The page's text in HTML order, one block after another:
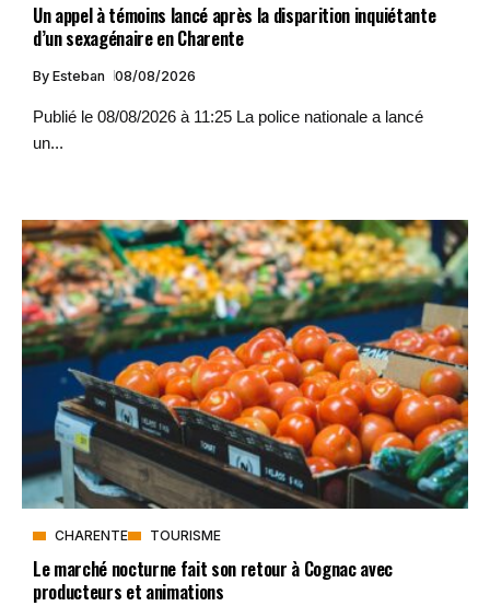
Un appel à témoins lancé après la disparition inquiétante
d’un sexagénaire en Charente
By Esteban 08/08/2026
Publié le 08/08/2026 à 11:25 La police nationale a lancé
un...
CHARENTE TOURISME
Le marché nocturne fait son retour à Cognac avec
producteurs et animations